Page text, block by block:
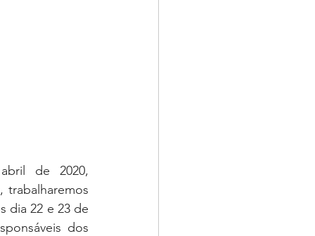
de 2020,
trabalharemos
dia 22 e 23 de
dos